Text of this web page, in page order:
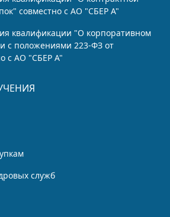
совместно с АО "СБЕР А"
квалификации "О корпоративном
с положениями 223-ФЗ от
с АО "СБЕР А"
служб